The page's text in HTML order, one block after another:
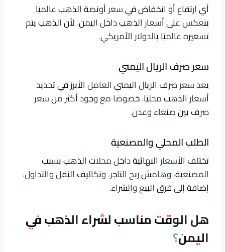
أي ارتفاع أو انخفاض في سعر أونصة الذهب عالميًا
ينعكس على أسعار الذهب داخل اليمن، لأن الذهب يتم
تسعيره عالميًا بالدولار الأمريكي.
سعر صرف الريال اليمني
يعد سعر صرف الريال اليمني العامل الأبرز في تحديد
أسعار الذهب محليًا، خصوصًا مع وجود أكثر من سعر
صرف بين صنعاء وعدن.
الطلب المحلي والمصنعية
تختلف الأسعار النهائية داخل محلات الذهب بسبب
المصنعية، وهامش ربح التاجر، وتكاليف النقل والتداول،
إضافة إلى فرق البيع والشراء.
هل الوقت مناسب لشراء الذهب في
اليمن؟